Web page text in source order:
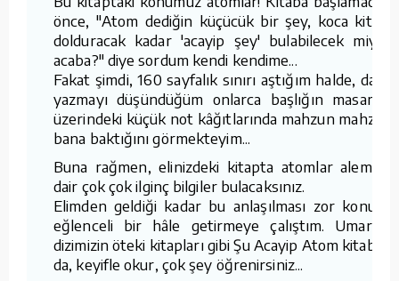
önce, "Atom dediğin küçücük bir şey, koca kitabı
dolduracak kadar 'acayip şey' bulabilecek miyim
acaba?" diye sordum kendi kendime...
Fakat şimdi, 160 sayfalık sınırı aştığım halde, daha
yazmayı düşündüğüm onlarca başlığın masamın
üzerindeki küçük not kâğıtlarında mahzun mahzun
bana baktığını görmekteyim...
Buna rağmen, elinizdeki kitapta atomlar alemine
dair çok çok ilginç bilgiler bulacaksınız.
Elimden geldiği kadar bu anlaşılması zor konuyu
eğlenceli bir hâle getirmeye çalıştım. Umarım,
dizimizin öteki kitapları gibi Şu Acayip Atom kitabını
da, keyifle okur, çok şey öğrenirsiniz...